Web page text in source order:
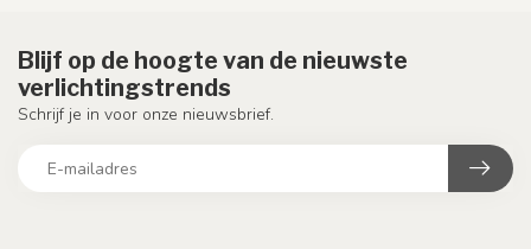
Blijf op de hoogte van de nieuwste
verlichtingstrends
Schrijf je in voor onze nieuwsbrief.